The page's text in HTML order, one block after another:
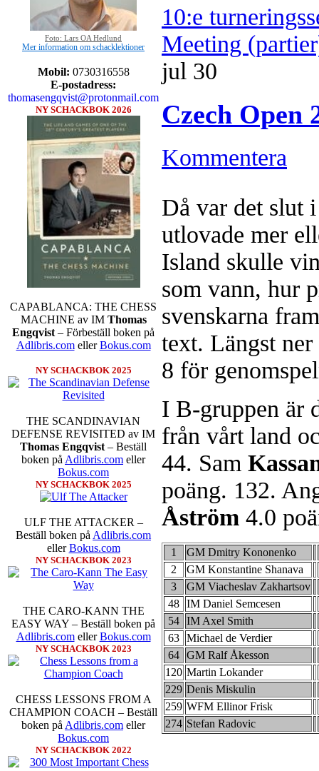
Foto: Lars OA Hedlund
Mer information om schacklektioner
Mobil: 0730316558
E-postadress:
thomasengqvist@protonmail.com
NY SCHACKBOK 2026
CAPABLANCA: THE CHESS
MACHINE av IM Thomas
Engqvist – Förbeställ boken på
Adlibris.comellerBokus.com
NY SCHACKBOK 2025
THE SCANDINAVIAN
DEFENSE REVISITED av IM
Thomas Engqvist – Beställ
boken på Adlibris.com eller
Bokus.com
NY SCHACKBOK 2025
ULF THE ATTACKER –
Beställ boken på Adlibris.com
ellerBokus.com
NY SCHACKBOK 2023
THE CARO-KANN THE
EASY WAY – Beställ boken på
Adlibris.comellerBokus.com
NY SCHACKBOK 2023
CHESS LESSONS FROM A
CHAMPION COACH – Beställ
boken på Adlibris.com eller
Bokus.com
NY SCHACKBOK 2022
10:e
Meeting
jul 30
Czech
Kommentera
Då var det slut
utlovade mer
Island skulle
som vann, hur
svenskarna
text. Längst
8 för
I B-gruppen är
från vårt land
44. Sam
poäng. 132.
Åström 4.0
1
GM Dmitry Kononenko
2
GM Konstantine Shanava
3
GM Viacheslav Zakhartsov
48 IM Daniel Semcesen
54 IM Axel Smith
63 Michael de Verdier
64 GM Ralf Åkesson
120 Martin Lokander
229 Denis Miskulin
259 WFM Ellinor Frisk
274 Stefan Radovic